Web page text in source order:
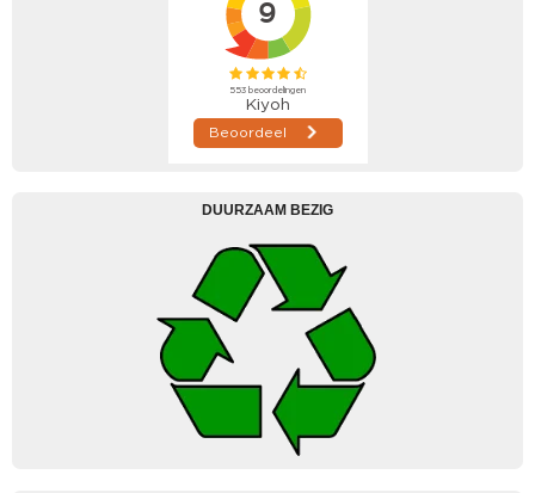
DUURZAAM BEZIG